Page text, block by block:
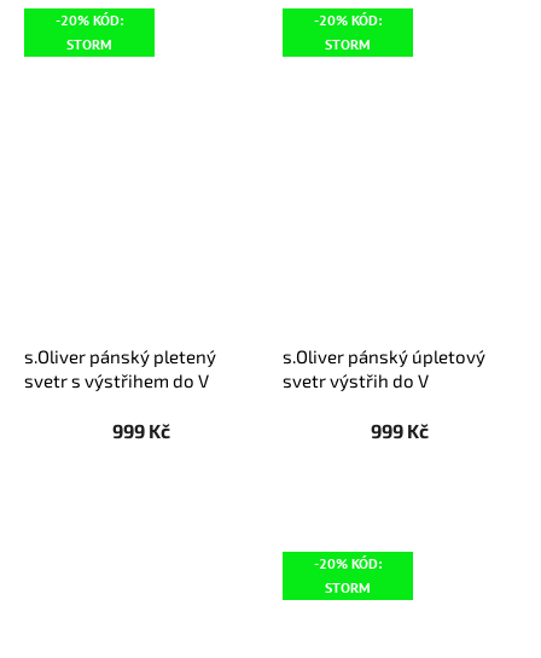
-20% KÓD:
STORM
s.Oliver pánský pletený
svetr s výstřihem do V
999 Kč
-20% KÓD:
STORM
s.Oliver pánský úpletový
svetr výstřih do V
999 Kč
-20% KÓD:
STORM